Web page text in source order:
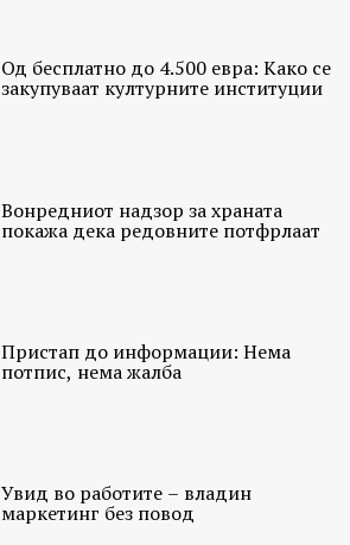
Од бесплатно до 4.500 евра: Како се
закупуваат културните институции
Вонредниот надзор за храната
покажа дека редовните потфрлаат
Пристап до информации: Нема
потпис, нема жалба
Увид во работите – владин
маркетинг без повод